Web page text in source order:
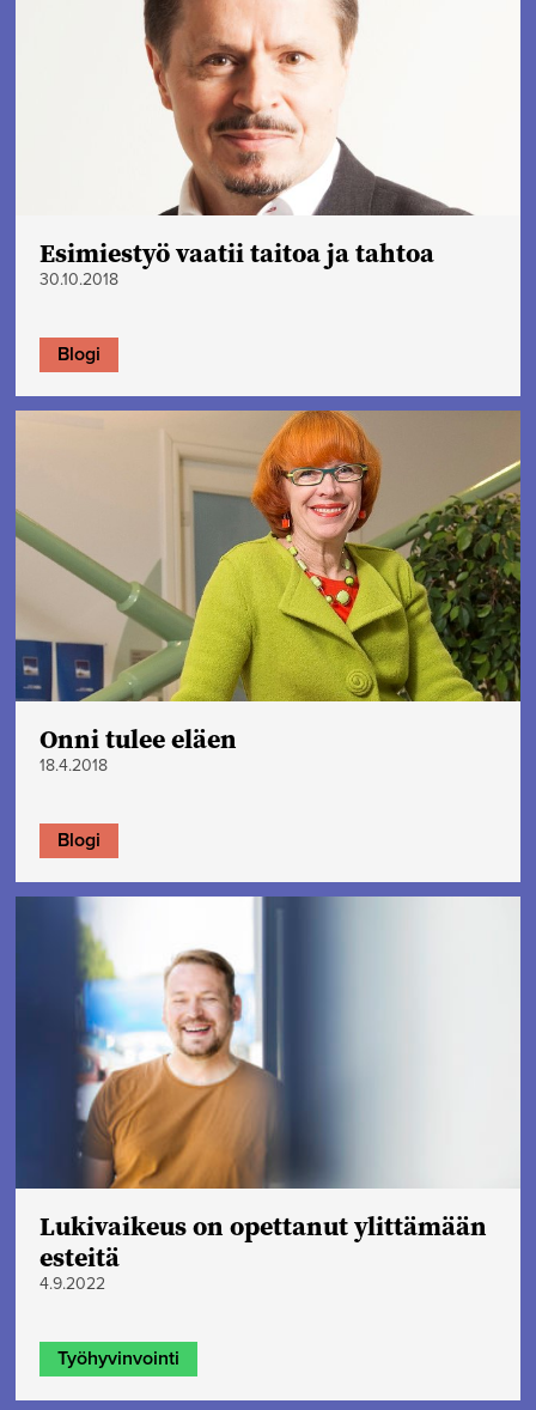
Esimiestyö vaatii taitoa ja tahtoa
30.10.2018
Blogi
Onni tulee eläen
18.4.2018
Blogi
Lukivaikeus on opettanut ylittämään
esteitä
4.9.2022
Työhyvinvointi